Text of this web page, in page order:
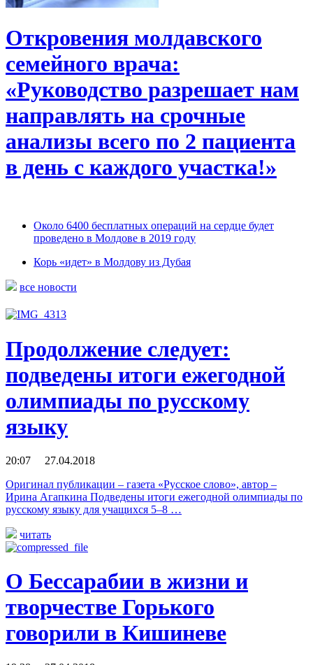
Откровения молдавского
семейного врача:
«Руководство разрешает нам
направлять на срочные
анализы всего по 2 пациента
в день с каждого участка!»
Около 6400 бесплатных операций на сердце будет
проведено в Молдове в 2019 году
Корь «идет» в Молдову из Дубая
все новости
Продолжение следует:
подведены итоги ежегодной
олимпиады по русскому
языку
20:07 27.04.2018
Оригинал публикации – газета «Русское слово», автор –
Ирина Агапкина Подведены итоги ежегодной олимпиады по
русскому языку для учащихся 5–8 …
читать
О Бессарабии в жизни и
творчестве Горького
говорили в Кишиневе